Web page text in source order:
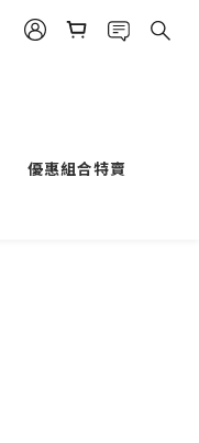
優惠組合特賣